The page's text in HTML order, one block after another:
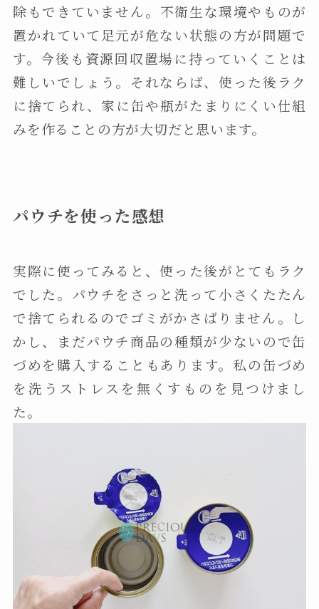
除もできていません。不衛生な環境やものが
置かれていて足元が危ない状態の方が問題で
す。今後も資源回収置場に持っていくことは
難しいでしょう。それならば、使った後ラク
に捨てられ、家に缶や瓶がたまりにくい仕組
みを作ることの方が大切だと思います。
パウチを使った感想
実際に使ってみると、使った後がとてもラク
でした。パウチをさっと洗って小さくたたん
で捨てられるのでゴミがかさばりません。し
かし、まだパウチ商品の種類が少ないので缶
づめを購入することもあります。私の缶づめ
を洗うストレスを無くすものを見つけまし
た。